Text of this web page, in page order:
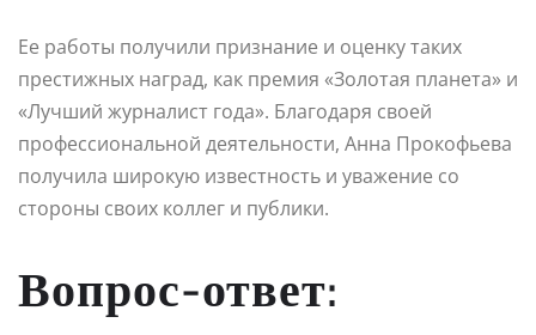
Ее работы получили признание и оценку таких
престижных наград, как премия «Золотая планета» и
«Лучший журналист года». Благодаря своей
профессиональной деятельности, Анна Прокофьева
получила широкую известность и уважение со
стороны своих коллег и публики.
Вопрос-ответ: